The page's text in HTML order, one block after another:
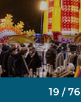
19 / 76